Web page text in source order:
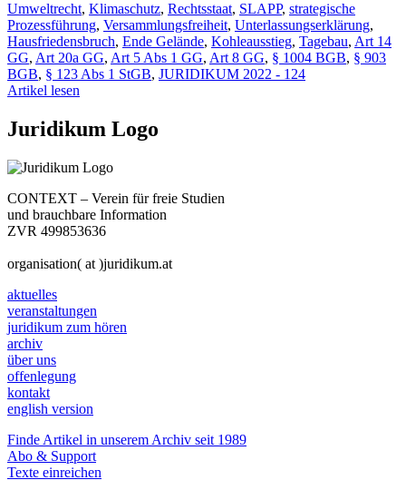
Umweltrecht, Klimaschutz, Rechtsstaat, SLAPP, strategische
Prozessführung, Versammlungsfreiheit, Unterlassungserklärung,
Hausfriedensbruch, Ende Gelände, Kohleausstieg, Tagebau, Art 14
GG, Art 20a GG, Art 5 Abs 1 GG, Art 8 GG, § 1004 BGB, § 903
BGB, § 123 Abs 1 StGB, JURIDIKUM 2022 - 124
Artikel lesen
Juridikum Logo
CONTEXT – Verein für freie Studien
und brauchbare Information
ZVR 499853636
organisation( at )juridikum.at
aktuelles
veranstaltungen
juridikum zum hören
archiv
über uns
offenlegung
kontakt
english version
Finde Artikel in unserem Archiv seit 1989
Abo & Support
Texte einreichen